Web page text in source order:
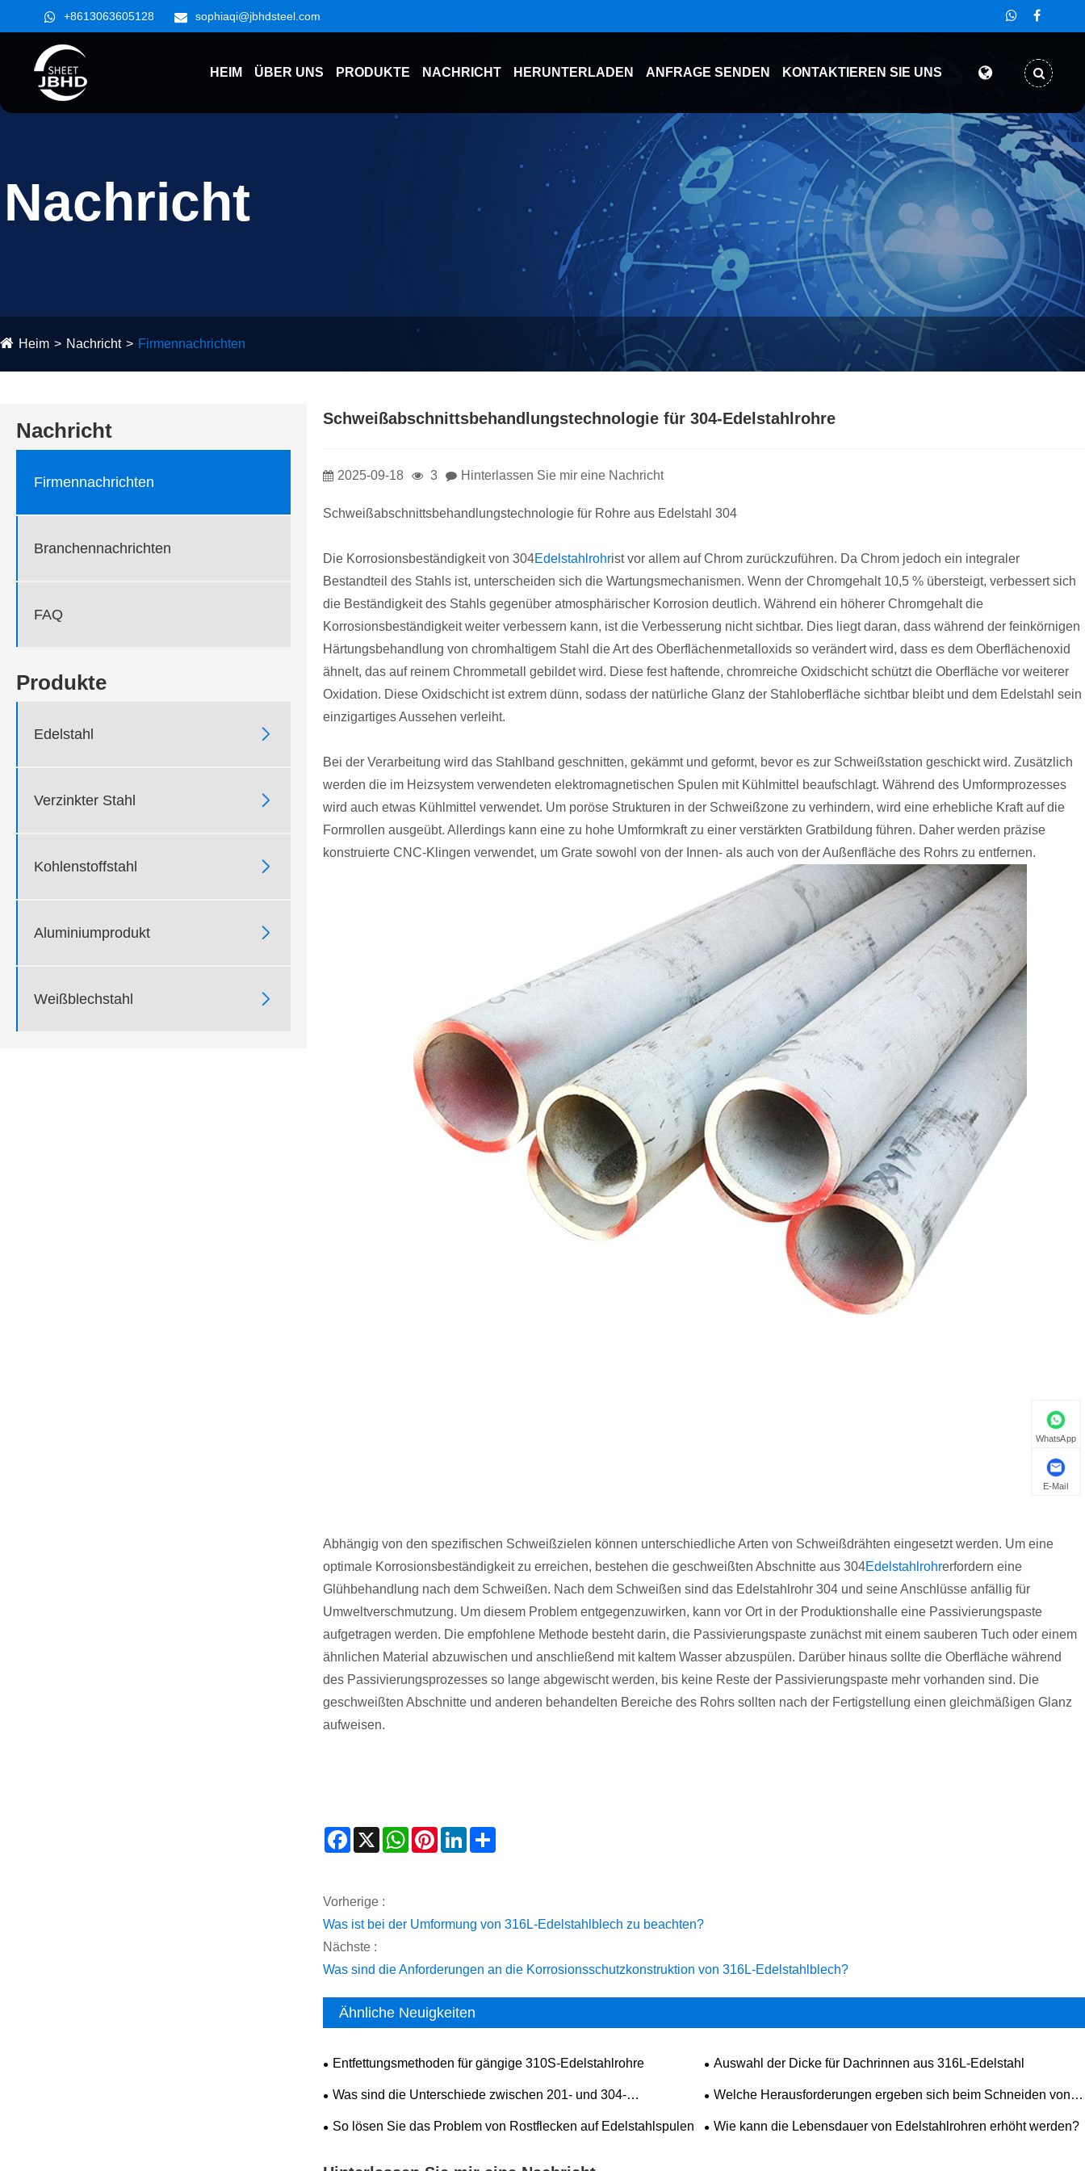
+8613063605128 sophiaqi@jbhdsteel.com
HEIM ÜBER UNS PRODUKTE NACHRICHT HERUNTERLADEN ANFRAGE SENDEN KONTAKTIEREN SIE UNS
Nachricht
Heim Nachricht Firmennachrichten
Nachricht
Firmennachrichten
Branchennachrichten
FAQ
Produkte
Edelstahl 
Verzinkter Stahl 
Kohlenstoffstahl 
Aluminiumprodukt 
Weißblechstahl 
​Schweißabschnittsbehandlungstechnologie für 304-Edelstahlrohre
2025-09-18 3 Hinterlassen Sie mir eine Nachricht
Schweißabschnittsbehandlungstechnologie für Rohre aus Edelstahl 304
Die Korrosionsbeständigkeit von 304Edelstahlrohrist vor allem auf Chrom zurückzuführen. Da Chrom jedoch ein integraler
Bestandteil des Stahls ist, unterscheiden sich die Wartungsmechanismen. Wenn der Chromgehalt 10,5 % übersteigt, verbessert sich
die Beständigkeit des Stahls gegenüber atmosphärischer Korrosion deutlich. Während ein höherer Chromgehalt die
Korrosionsbeständigkeit weiter verbessern kann, ist die Verbesserung nicht sichtbar. Dies liegt daran, dass während der feinkörnigen
Härtungsbehandlung von chromhaltigem Stahl die Art des Oberflächenmetalloxids so verändert wird, dass es dem Oberflächenoxid
ähnelt, das auf reinem Chrommetall gebildet wird. Diese fest haftende, chromreiche Oxidschicht schützt die Oberfläche vor weiterer
Oxidation. Diese Oxidschicht ist extrem dünn, sodass der natürliche Glanz der Stahloberfläche sichtbar bleibt und dem Edelstahl sein
einzigartiges Aussehen verleiht.
Bei der Verarbeitung wird das Stahlband geschnitten, gekämmt und geformt, bevor es zur Schweißstation geschickt wird. Zusätzlich
werden die im Heizsystem verwendeten elektromagnetischen Spulen mit Kühlmittel beaufschlagt. Während des Umformprozesses
wird auch etwas Kühlmittel verwendet. Um poröse Strukturen in der Schweißzone zu verhindern, wird eine erhebliche Kraft auf die
Formrollen ausgeübt. Allerdings kann eine zu hohe Umformkraft zu einer verstärkten Gratbildung führen. Daher werden präzise
konstruierte CNC-Klingen verwendet, um Grate sowohl von der Innen- als auch von der Außenfläche des Rohrs zu entfernen.
Abhängig von den spezifischen Schweißzielen können unterschiedliche Arten von Schweißdrähten eingesetzt werden. Um eine
optimale Korrosionsbeständigkeit zu erreichen, bestehen die geschweißten Abschnitte aus 304Edelstahlrohrerfordern eine
Glühbehandlung nach dem Schweißen. Nach dem Schweißen sind das Edelstahlrohr 304 und seine Anschlüsse anfällig für
Umweltverschmutzung. Um diesem Problem entgegenzuwirken, kann vor Ort in der Produktionshalle eine Passivierungspaste
aufgetragen werden. Die empfohlene Methode besteht darin, die Passivierungspaste zunächst mit einem sauberen Tuch oder einem
ähnlichen Material abzuwischen und anschließend mit kaltem Wasser abzuspülen. Darüber hinaus sollte die Oberfläche während
des Passivierungsprozesses so lange abgewischt werden, bis keine Reste der Passivierungspaste mehr vorhanden sind. Die
geschweißten Abschnitte und anderen behandelten Bereiche des Rohrs sollten nach der Fertigstellung einen gleichmäßigen Glanz
aufweisen.
Facebook
X WhatsAppPinterestLinkedIn
Vorherige :
​Was ist bei der Umformung von 316L-Edelstahlblech zu beachten?
Nächste :
​Was sind die Anforderungen an die Korrosionsschutzkonstruktion von 316L-Edelstahlblech?
Ähnliche Neuigkeiten
​Entfettungsmethoden für gängige 310S-Edelstahlrohre ​Auswahl der Dicke für Dachrinnen aus 316L-Edelstahl
​Was sind die Unterschiede zwischen 201- und 304-
Edelstahlprofilen?
Welche Herausforderungen ergeben sich beim Schneiden von
304-Edelstahlblech?
So lösen Sie das Problem von Rostflecken auf Edelstahlspulen ​Wie kann die Lebensdauer von Edelstahlrohren erhöht werden?
WhatsApp
E-Mail